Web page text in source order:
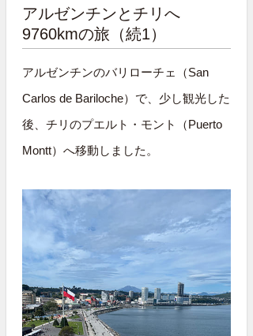
アルゼンチンとチリへ
9760kmの旅（続1）
アルゼンチンのバリローチェ（San
Carlos de Bariloche）で、少し観光した
後、チリのプエルト・モント（Puerto
Montt）へ移動しました。